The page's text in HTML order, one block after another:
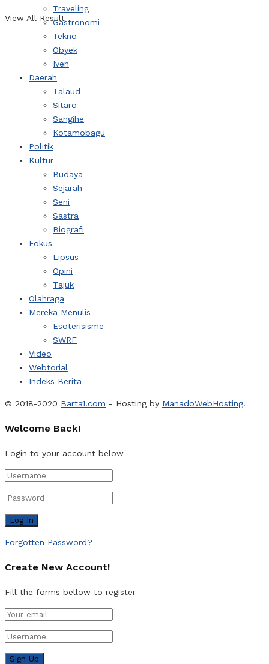
View All Result
Traveling
Gastronomi
Tekno
Obyek
Iven
Daerah
Talaud
Sitaro
Sangihe
Kotamobagu
Politik
Kultur
Budaya
Sejarah
Seni
Sastra
Biografi
Fokus
Lipsus
Opini
Tajuk
Olahraga
Mereka Menulis
Esoterisisme
SWRF
Video
Webtorial
Indeks Berita
© 2018-2020 Barta1.com - Hosting by ManadoWebHosting.
Welcome Back!
Login to your account below
Forgotten Password?
Create New Account!
Fill the forms bellow to register